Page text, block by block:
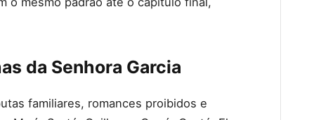
da Senhora Garcia
familiares, romances proibidos e